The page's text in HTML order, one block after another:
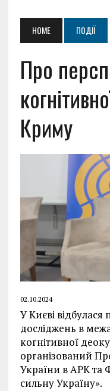
HOME ПОДІЇ
Про
Криму
02.10.2024
У Києві відбулася
досліджень в
когнітивної
організований
України в АРК та
сильну Україну».